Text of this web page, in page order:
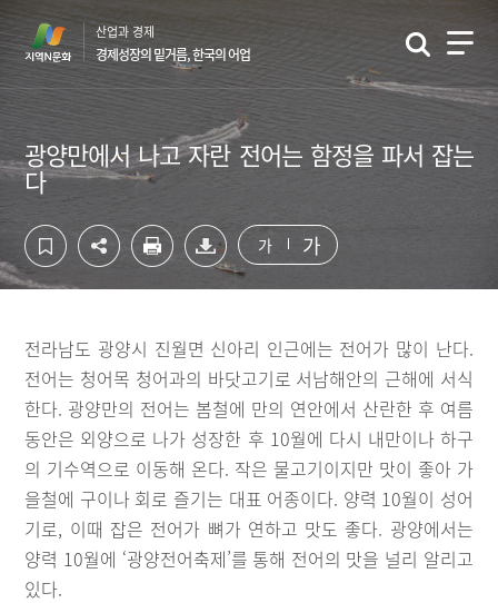
컨
텐
츠
영
바
로
기
하
단
영
역
로
가
산업과 경제
경제성장의 밑거름, 한국의 어업
광양만에서 나고 자란 전어는 함정을 파서 잡는
다
가 가
전라남도 광양시 진월면 신아리 인근에는 전어가 많이 난다.
전어는 청어목 청어과의 바닷고기로 서남해안의 근해에 서식
한다. 광양만의 전어는 봄철에 만의 연안에서 산란한 후 여름
동안은 외양으로 나가 성장한 후 10월에 다시 내만이나 하구
의 기수역으로 이동해 온다. 작은 물고기이지만 맛이 좋아 가
을철에 구이나 회로 즐기는 대표 어종이다. 양력 10월이 성어
기로, 이때 잡은 전어가 뼈가 연하고 맛도 좋다. 광양에서는
양력 10월에 ‘광양전어축제’를 통해 전어의 맛을 널리 알리고
있다.